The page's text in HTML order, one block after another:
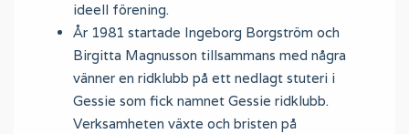
ideell förening.
År 1981 startade Ingeborg Borgström och
Birgitta Magnusson tillsammans med några
vänner en ridklubb på ett nedlagt stuteri i
Gessie som fick namnet Gessie ridklubb.
Verksamheten växte och bristen på